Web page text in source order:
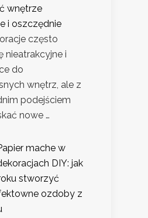
wnętrze
i oszczędnie
często
nieatrakcyjne i
do
wnętrz, ale z
podejściem
nowe …
mache w
DIY: jak
stworzyć
ozdoby z